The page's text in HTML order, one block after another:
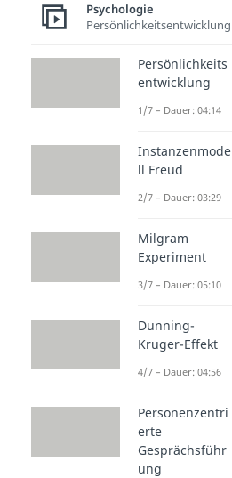
Psychologie
Persönlichkeitsentwicklung
Persönlichkeits
entwicklung
1/7 – Dauer: 04:14
Instanzenmode
ll Freud
2/7 – Dauer: 03:29
Milgram
Experiment
3/7 – Dauer: 05:10
Dunning-
Kruger-Effekt
4/7 – Dauer: 04:56
Personenzentri
erte
Gesprächsführ
ung